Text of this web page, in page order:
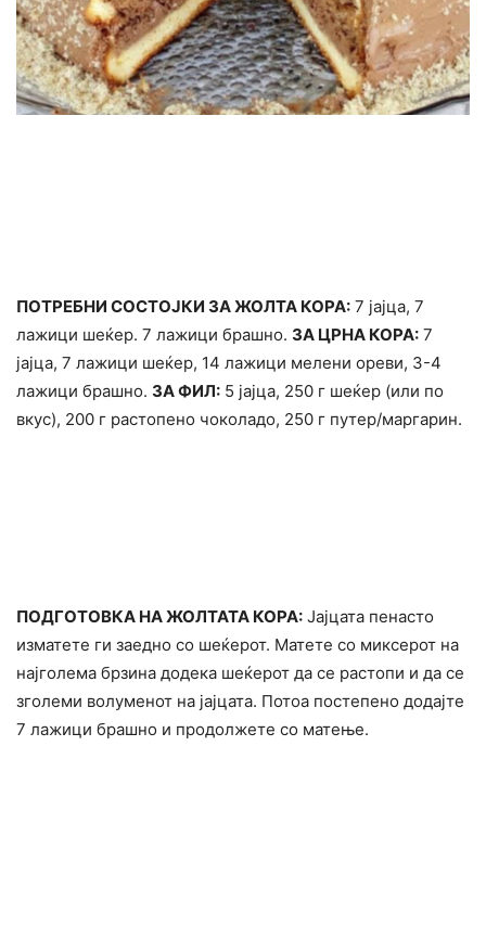
ПОТРЕБНИ СОСТОЈКИ ЗА ЖОЛТА КОРА: 7 јајца, 7
лажици шеќер. 7 лажици брашно. ЗА ЦРНА КОРА: 7
јајца, 7 лажици шеќер, 14 лажици мелени ореви, 3-4
лажици брашно. ЗА ФИЛ: 5 јајца, 250 г шеќер (или по
вкус), 200 г растопено чоколадо, 250 г путер/маргарин.
ПОДГОТОВКА НА ЖОЛТАТА КОРА: Јајцата пенасто
изматете ги заедно со шеќерот. Матете со миксерот на
најголема брзина додека шеќерот да се растопи и да се
зголеми волуменот на јајцата. Потоа постепено додајте
7 лажици брашно и продолжете со матење.